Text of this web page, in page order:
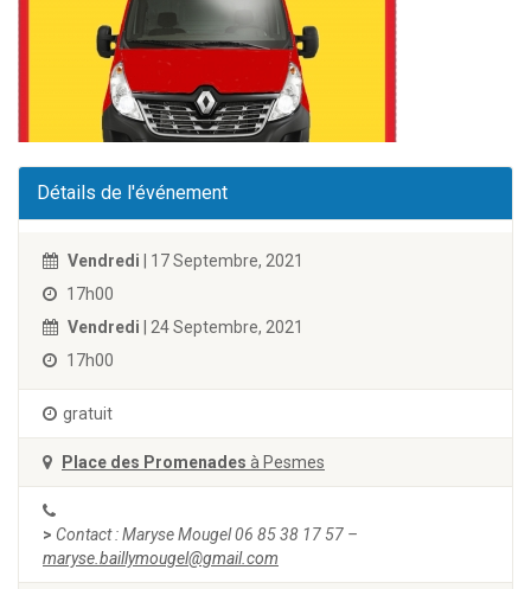
Détails de l'événement
Vendredi | 17 Septembre, 2021
17h00
Vendredi | 24 Septembre, 2021
17h00
gratuit
Place des Promenades à Pesmes
> Contact : Maryse Mougel 06 85 38 17 57 –
maryse.baillymougel@gmail.com